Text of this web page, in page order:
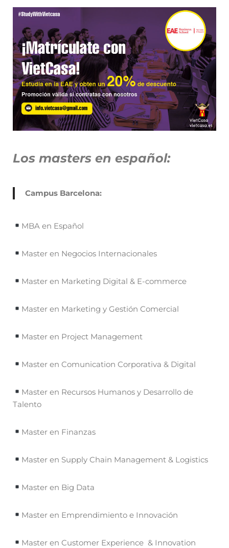
Los masters en español:
Campus Barcelona:
MBA en Español
Master en Negocios Internacionales
Master en Marketing Digital & E-commerce
Master en Marketing y Gestión Comercial
Master en Project Management
Master en Comunication Corporativa & Digital
Master en Recursos Humanos y Desarrollo de
Talento
Master en Finanzas
Master en Supply Chain Management & Logistics
Master en Big Data
Master en Emprendimiento e Innovación
Master en Customer Experience & Innovation